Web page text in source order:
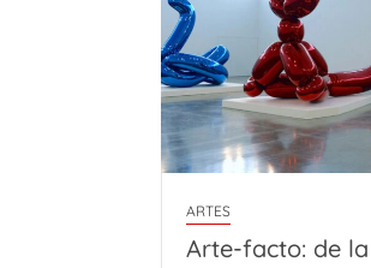
ARTES
Arte-facto: de